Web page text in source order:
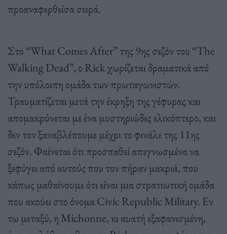
προαναφερθείσα σειρά.
Στο “What Comes After” της 9ης σεζόν του “The
Walking Dead”, ο Rick χωρίζεται δραματικά από
την υπόλοιπη ομάδα των πρωταγωνιστών.
Τραυματίζεται μετά την έκρηξη της γέφυρας και
απομακρύνεται με ένα μυστηριώδες ελικόπτερο, και
δεν τον ξαναβλέπουμε μέχρι το φινάλε της 11ης
σεζόν. Φαίνεται ότι προσπαθεί απεγνωσμένα να
ξεφύγει από αυτούς που τον πήραν μακριά, που
κάπως μαθαίνουμε ότι είναι μια στρατιωτική ομάδα
που ακούει στο όνομα Civic Republic Military. Εν
τω μεταξύ, η Michonne, κι αυατή εξαφανισμένη,